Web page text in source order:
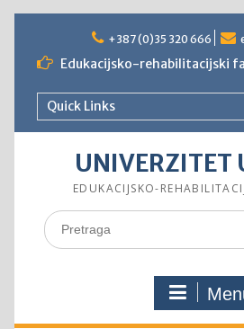
content
+387 (0)35 320 666
Edukacijsko-rehabilitacijski
Quick Links
UNIVERZITET
EDUKACIJSKO-
Search
for: